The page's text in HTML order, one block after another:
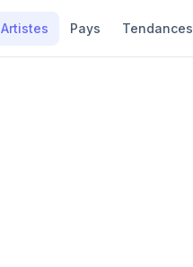
Artistes Pays Tendances